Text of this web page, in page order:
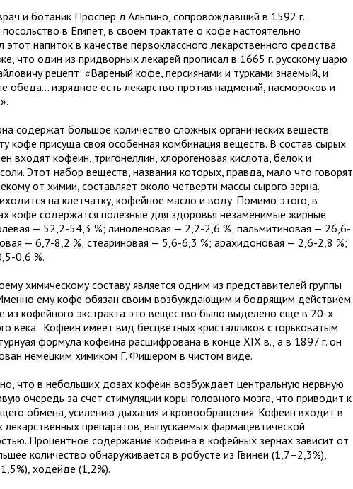
и ботаник Проспер д’Альпино, сопровождавший в 1592 г.
в Египет, в своем трактате о кофе настоятельно
напиток в качестве первоклассного лекарственного средства.
что один из придворных лекарей прописал в 1665 г. русскому царю
рецепт: «Вареный кофе, персиянами и турками знаемый, и
обеда... изрядное есть лекарство против надмений, насмороков и
содержат большое количество сложных органических веществ.
кофе присуща своя особенная комбинация веществ. В состав сырых
входят кофеин, тригонеллин, хлорогеновая кислота, белок и
Этот набор веществ, названия которых, правда, мало что говорят
от химии, составляет около четверти массы сырого зерна.
на клетчатку, кофейное масло и воду. Помимо этого, в
кофе содержатся полезные для здоровья незаменимые жирные
— 52,2-54,3 %; линоленовая — 2,2-2,6 %; пальмитиновая — 26,6-
— 6,7-8,2 %; стеариновая — 5,6-6,3 %; арахидоновая — 2,6-2,8 %;
0,6 %.
химическому составу является одним из представителей группы
ему кофе обязан своим возбуждающим и бодрящим действием.
из кофейного экстракта это вещество было выделено еще в 20-х
века. Кофеин имеет вид бесцветных кристалликов с горьковатым
формула кофеина расшифрована в конце XIX в., а в 1897 г. он
немецким химиком Г. Фишером в чистом виде.
что в небольших дозах кофеин возбуждает центральную нервную
очередь за счет стимуляции коры головного мозга, что приводит к
обмена, усилению дыхания и кровообращения. Кофеин входит в
лекарственных препаратов, выпускаемых фармацевтической
Процентное содержание кофеина в кофейных зернах зависит от
количество обнаруживается в робусте из Гвинеи (1,7–2,3%),
ходейде (1,2%).